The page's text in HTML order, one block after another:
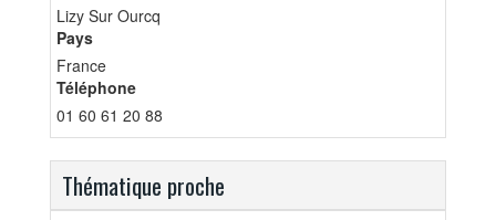
Lizy Sur Ourcq
Pays
France
Téléphone
01 60 61 20 88
Thématique proche